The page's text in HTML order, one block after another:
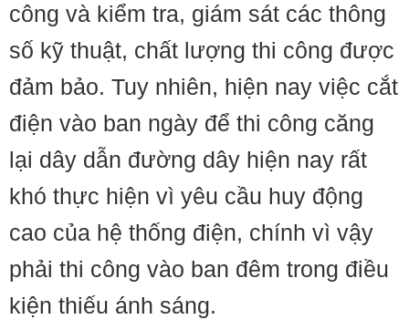
công và kiểm tra, giám sát các thông
số kỹ thuật, chất lượng thi công được
đảm bảo. Tuy nhiên, hiện nay việc cắt
điện vào ban ngày để thi công căng
lại dây dẫn đường dây hiện nay rất
khó thực hiện vì yêu cầu huy động
cao của hệ thống điện, chính vì vậy
phải thi công vào ban đêm trong điều
kiện thiếu ánh sáng.